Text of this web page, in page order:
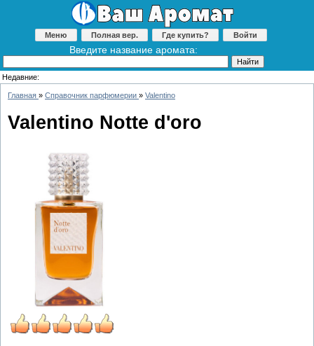
Меню Полная вер. Где купить? Войти
Введите название аромата:
Недавние:
Главная » Справочник парфюмерии » Valentino
Valentino Notte d'oro